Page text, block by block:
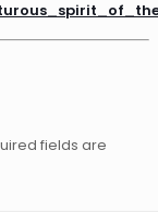
fields are